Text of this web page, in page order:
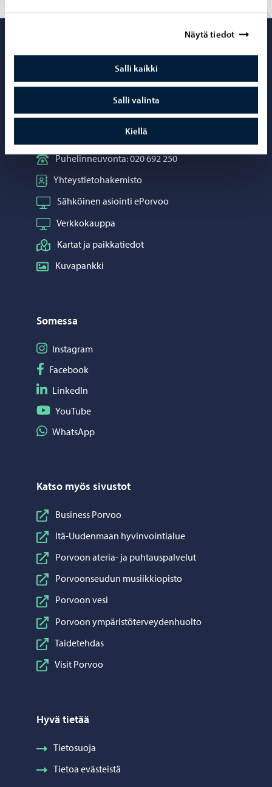
Näytä tiedot
Salli kaikki
Salli valinta
Kiellä
Puhelinneuvonta: 020 692 250
Yhteystietohakemisto
Sähköinen asiointi ePorvoo
Verkkokauppa
Kartat ja paikkatiedot
Kuvapankki
Somessa
Seuraa Instagram
Instagram
Seuraa Facebook
Facebook
Seuraa LinkedIn
LinkedIn
Seuraa YouTube
YouTube
Jaa WhatsApp
WhatsApp
Katso myös sivustot
Business Porvoo
Itä-Uudenmaan hyvinvointialue
Porvoon ateria- ja puhtauspalvelut
Porvoonseudun musiikkiopisto
Porvoon vesi
Porvoon ympäristöterveydenhuolto
Taidetehdas
Visit Porvoo
Hyvä tietää
Tietosuoja
Tietoa evästeistä